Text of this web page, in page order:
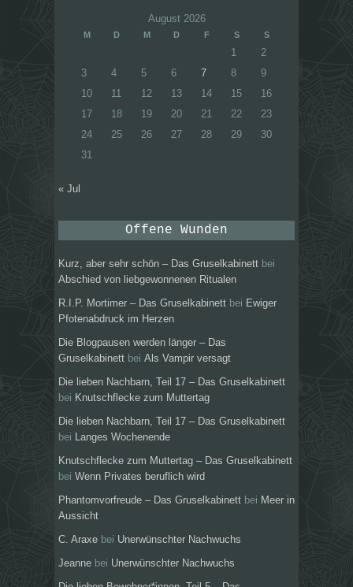
August 2026
M D M D F S S
1
2
3
4 5 6 7 8
9
10
11 12 13 14 15
16
17
18 19 20 21 22
23
24
25 26 27 28 29
30
31
« Jul
Offene Wunden
Kurz, aber sehr schön – Das Gruselkabinett bei
Abschied von liebgewonnenen Ritualen
R.I.P. Mortimer – Das Gruselkabinett bei Ewiger
Pfotenabdruck im Herzen
Die Blogpausen werden länger – Das
Gruselkabinett bei Als Vampir versagt
Die lieben Nachbarn, Teil 17 – Das Gruselkabinett
bei Knutschflecke zum Muttertag
Die lieben Nachbarn, Teil 17 – Das Gruselkabinett
bei
Langes Wochenende
Knutschflecke zum Muttertag – Das Gruselkabinett
bei Wenn Privates beruflich wird
Phantomvorfreude – Das Gruselkabinett bei Meer in
Aussicht
C. Araxe bei Unerwünschter Nachwuchs
Jeanne bei Unerwünschter Nachwuchs